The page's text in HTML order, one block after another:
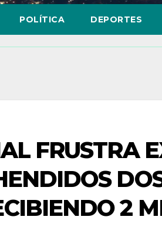
POLÍTICA DEPORTES
FRUSTRA
2